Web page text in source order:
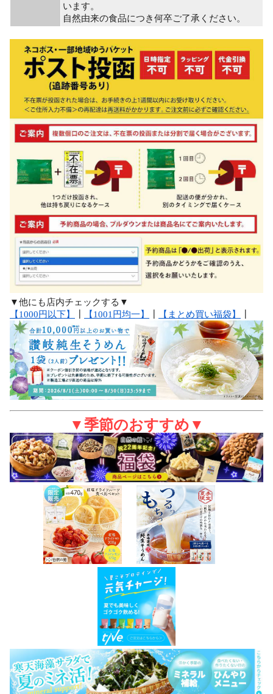
います。
自然由来の食品につき何卒ご了承ください。
▼他にも店内チェックする▼
【1000円以下】
【1001円均一】 【まとめ買い福袋】
▼季節のおすすめ▼